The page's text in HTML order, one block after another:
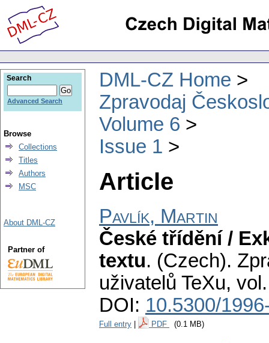
DML-CZ Home
Zpravodaj
Volume 6
Issue 1
Article
Pavlík, Martin
České třídění /
textu. (Czech).
uživatelů TeXu,
DOI: 10.5300/
Full entry PDF (0.1 MB)
Search
Advanced Search
Browse
Collections
Titles
Authors
MSC
About DML-CZ
Partner of